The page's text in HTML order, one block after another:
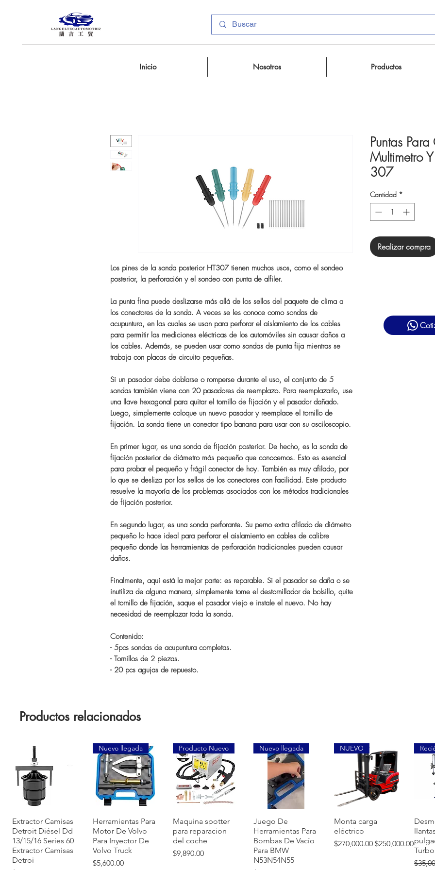
Inicio Nosotros Productos
Los pines de la sonda posterior HT307 tienen muchos usos, como el sondeo
posterior, la perforación y el sondeo con punta de alfiler.
La punta fina puede deslizarse más allá de los sellos del paquete de clima a
los conectores de la sonda. A veces se les conoce como sondas de
acupuntura, en las cuales se usan para perforar el aislamiento de los cables
para permitir las mediciones eléctricas de los automóviles sin causar daños a
los cables. Además, se pueden usar como sondas de punta fija mientras se
trabaja con placas de circuito pequeñas.
Si un pasador debe doblarse o romperse durante el uso, el conjunto de 5
sondas también viene con 20 pasadores de reemplazo. Para reemplazarlo, use
una llave hexagonal para quitar el tornillo de fijación y el pasador dañado.
Luego, simplemente coloque un nuevo pasador y reemplace el tornillo de
fijación. La sonda tiene un conector tipo banana para usar con su osciloscopio.
En primer lugar, es una sonda de fijación posterior. De hecho, es la sonda de
fijación posterior de diámetro más pequeño que conocemos. Esto es esencial
para probar el pequeño y frágil conector de hoy. También es muy afilado, por
lo que se desliza por los sellos de los conectores con facilidad. Este producto
resuelve la mayoría de los problemas asociados con los métodos tradicionales
de fijación posterior.
En segundo lugar, es una sonda perforante. Su perno extra afilado de diámetro
pequeño lo hace ideal para perforar el aislamiento en cables de calibre
pequeño donde las herramientas de perforación tradicionales pueden causar
daños.
Finalmente, aquí está la mejor parte: es reparable. Si el pasador se daña o se
inutiliza de alguna manera, simplemente tome el destornillador de bolsillo, quite
el tornillo de fijación, saque el pasador viejo e instale el nuevo. No hay
necesidad de reemplazar toda la sonda.
Contenido:
- 5pcs sondas de acupuntura completas.
- Tornillos de 2 piezas.
- 20 pcs agujas de repuesto.
Puntas
Multimetro
307
Cantidad *
Realizar compra
Productos relacionados
Vista rápida
Extractor Camisas
Detroit Diésel Dd
13/15/16 Series 60
Extractor Camisas
Detroi
Vista rápida
Nuevo llegada
Herramientas Para
Motor De Volvo
Para Inyector De
Volvo Truck
Precio
$5,600.00
Vista rápida
Producto Nuevo
Maquina spotter
para reparacion
del coche
Precio
$9,890.00
Vista rápida
Nuevo llegada
Juego De
Herramientas Para
Bombas De Vacío
Para BMW
N53N54N55
Vista rápida
NUEVO
Monta carga
eléctrico
Precio
$270,000.00 Precio de oferta
$250,000.00